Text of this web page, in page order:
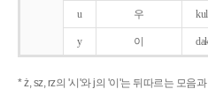
u 우
y 이
* ż, sz, rz의 '시'와 j의 '이'는 뒤따르는 모음